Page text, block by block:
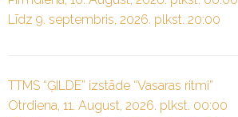
Līdz 9. septembris, 2026. plkst. 20:00
TTMS “ĢILDE” izstāde “Vasaras ritmi”
Otrdiena, 11. August, 2026. plkst. 00:00